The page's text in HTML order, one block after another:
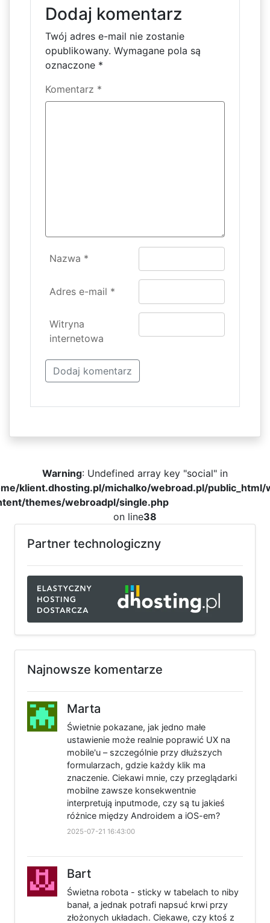
Dodaj komentarz
Twój adres e-mail nie zostanie
opublikowany. Wymagane pola są
oznaczone *
Komentarz *
Nazwa *
Adres e-mail *
Witryna
internetowa
Warning: Undefined array key "social" in
klient.dhosting.pl/michalko/webroad.pl/public_html/
themes/webroadpl/single.php
on line38
Partner technologiczny
Najnowsze komentarze
Marta
Świetnie pokazane, jak jedno małe
ustawienie może realnie poprawić UX na
mobile'u – szczególnie przy dłuższych
formularzach, gdzie każdy klik ma
znaczenie. Ciekawi mnie, czy przeglądarki
mobilne zawsze konsekwentnie
interpretują inputmode, czy są tu jakieś
różnice między Androidem a iOS-em?
2025-07-21 16:43:00
Bart
Świetna robota - sticky w tabelach to niby
banał, a jednak potrafi napsuć krwi przy
złożonych układach. Ciekawe, czy ktoś z